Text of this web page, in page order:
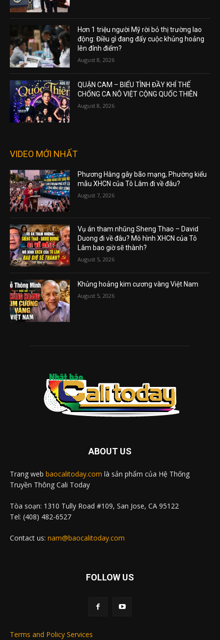
Hơn 1 triệu người Mỹ rời bỏ thị trường lao
động: Điều gì đang đẩy cuộc khủng hoảng
lên đỉnh điểm?
August 8, 2026
QUẬN CAM – BIỂU TÌNH ĐẦY KHÍ THẾ
CHỐNG CA NÔ VIỆT CỘNG QUỐC THIÊN
August 8, 2026
VIDEO MỚI NHẤT
Phương Hằng gây bão mạng, Phường kiểu
mẫu XHCN của Tô Lâm đi về đâu?
August 7, 2026
Vụ án tham nhũng Sheng Thao – David
Duong đi về đâu? Mô hình XHCN của Tô
Lâm bao giờ sẽ thành?
August 5, 2026
Khủng hoảng kim cương vàng Việt Nam
August 5, 2026
ABOUT US
Trang web baocalitoday.com là sản phẩm của Hệ Thống
Truyền Thông Cali Today
Tòa soạn: 1310 Tully Road #109, San Jose, CA 95122
Tel: (408) 482-6527
Contact us: nam@baocalitoday.com
FOLLOW US
Terms and Policy Services